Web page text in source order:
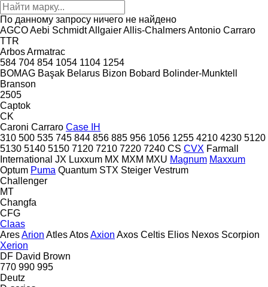
По данному запросу ничего не найдено
AGCOAebi SchmidtAllgaierAllis-ChalmersAntonio Carraro
TTR
ArbosArmatrac
584 704 854 1054 1104 1254
BOMAG Başak Belarus Bizon Bobard Bolinder-Munktell
Branson
2505
Captok
CK
Caroni Carraro Case IH
310 500 535 745 844 856 885 956 1056 1255 4210 4230 5120
5130 5140 5150 7120 7210 7220 7240 CS CVX Farmall
International JX Luxxum MX MXM MXU Magnum Maxxum
Optum Puma Quantum STX Steiger Vestrum
Challenger
MT
Changfa
CFG
Claas
AresArion AtlesAtosAxion Axos Celtis Elios Nexos Scorpion
Xerion
DF David Brown
770 990 995
Deutz